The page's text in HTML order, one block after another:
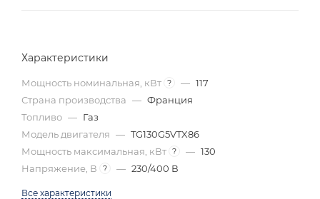
Характеристики
Мощность номинальная, кВт ? — 117
Страна производства — Франция
Топливо — Газ
Модель двигателя — TG130G5VTX86
Мощность максимальная, кВт ? — 130
Напряжение, В
? — 230/400 В
Все характеристики